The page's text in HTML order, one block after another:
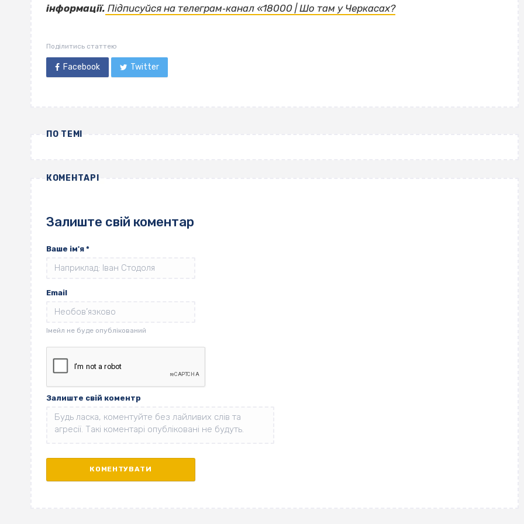
інформації. Підписуйся на телеграм‐канал «18000 | Шо там у Черкасах?
Поділитись статтею
Facebook Twitter
ПО ТЕМІ
КОМЕНТАРІ
Залиште свій коментар
Ваше ім'я *
Email
Залиште свій коментр